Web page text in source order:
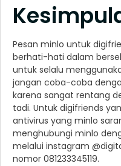
Pesan minlo untuk
berhati-hati dalam
untuk selalu
jangan coba-coba
karena sangat rentang
tadi. Untuk digifriends
antivirus yang minlo
menghubungi minlo
melalui instagram
nomor 081233345119.